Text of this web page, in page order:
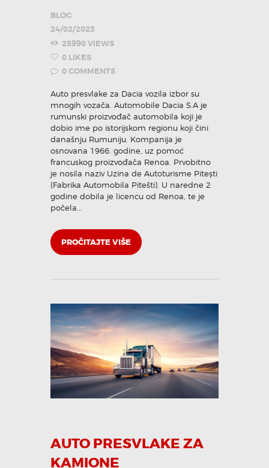
BLOG
24/02/2023
25990VIEWS
0 LIKES
0COMMENTS
Auto presvlake za Dacia vozila izbor su
mnogih vozača. Automobile Dacia S.A je
rumunski proizvođač automobila koji je
dobio ime po istorijskom regionu koji čini
današnju Rumuniju. Kompanija je
osnovana 1966. godine, uz pomoć
francuskog proizvođača Renoa. Prvobitno
je nosila naziv Uzina de Autoturisme Pitești
(Fabrika Automobila Pitešti). U naredne 2
godine dobila je licencu od Renoa, te je
počela…
PROČITAJTE VIŠE
AUTO PRESVLAKE ZA
KAMIONE